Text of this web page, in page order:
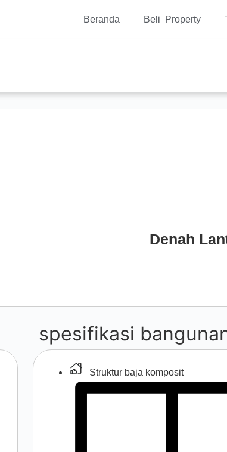
Beranda Beli Property
Denah
spesifikasi
Struktur baja komposit